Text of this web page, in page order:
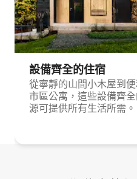
設備齊全的住宿
從寧靜的山間小木屋到
市區公寓，這些設備齊
源可提供所有生活所需。